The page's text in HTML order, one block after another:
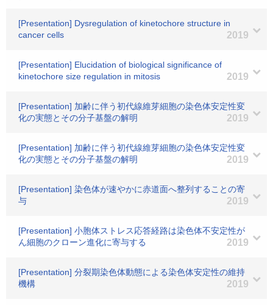
[Presentation] Dysregulation of kinetochore structure in
cancer cells
2019
[Presentation] Elucidation of biological significance of
kinetochore size regulation in mitosis
2019
[Presentation] 加齢に伴う初代線維芽細胞の染色体安定性変
化の実態とその分子基盤の解明
2019
[Presentation] 加齢に伴う初代線維芽細胞の染色体安定性変
化の実態とその分子基盤の解明
2019
[Presentation] 染色体が速やかに赤道面へ整列することの寄
与
2019
[Presentation] 小胞体ストレス応答経路は染色体不安定性が
ん細胞のクローン進化に寄与する
2019
[Presentation] 分裂期染色体動態による染色体安定性の維持
機構
2019